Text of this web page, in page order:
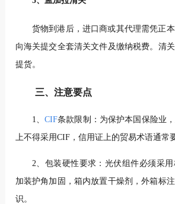
货物到港后，进口商或其代理需凭正
向海关提交全套清关文件及缴纳税费。清
提货。
三、注意要点
1、CIF条款限制：为保护本国保险业
上不得采用CIF，信用证上的贸易术语通常
2、包装硬性要求：光伏组件必须采
加装护角加固，箱内放置干燥剂，外箱标
识。